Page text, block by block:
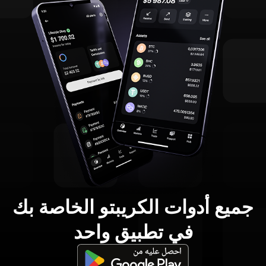
جميع أدوات الكريبتو الخاصة بك
في تطبيق واحد